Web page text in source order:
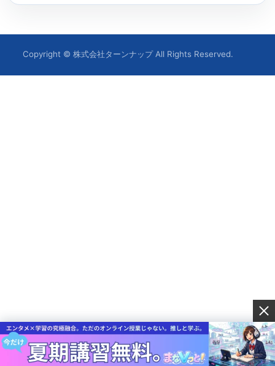
Copyright © 株式会社ターンナップ All Rights Reserved.